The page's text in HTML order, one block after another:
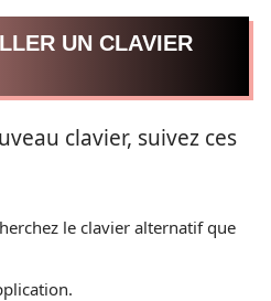
UN CLAVIER
clavier, suivez ces
le clavier alternatif que